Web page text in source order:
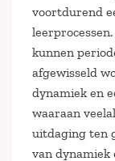
voortdurend
kunnen
afgewisseld
dynamiek en
waaraan
uitdaging ten
van dynamiek